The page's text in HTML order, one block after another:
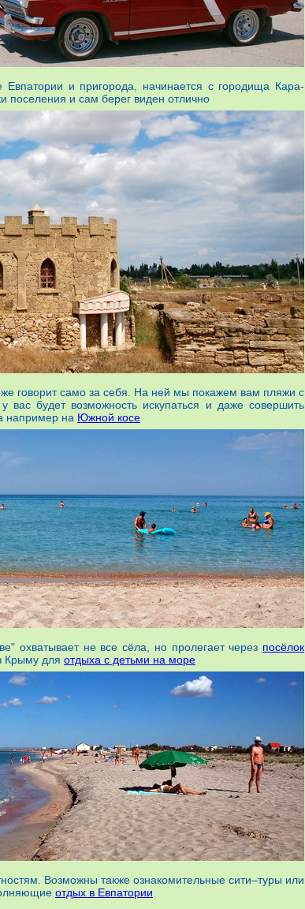
и пригорода, начинается с городища Кара-
поселения и сам берег виден отлично
говорит само за себя. На ней мы покажем вам пляжи с
будет возможность искупаться и даже совершить
например на Южной косе
охватывает не все сёла, но пролегает через посёлок
Крыму для отдыха с детьми на море
Возможны также ознакомительные сити–туры или
отдых в Евпатории